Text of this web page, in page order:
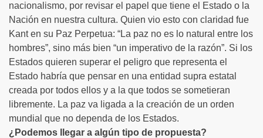
nacionalismo, por revisar el papel que tiene el Estado o la
Nación en nuestra cultura. Quien vio esto con claridad fue
Kant en su Paz Perpetua: “La paz no es lo natural entre los
hombres”, sino más bien “un imperativo de la razón”. Si los
Estados quieren superar el peligro que representa el
Estado habría que pensar en una entidad supra estatal
creada por todos ellos y a la que todos se sometieran
libremente. La paz va ligada a la creación de un orden
mundial que no dependa de los Estados.
¿Podemos llegar a algún tipo de propuesta?